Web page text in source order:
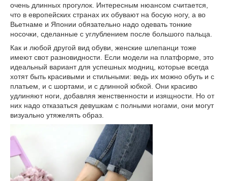
очень длинных прогулок. Интересным нюансом считается,
что в европейских странах их обувают на босую ногу, а во
Вьетнаме и Японии обязательно надо одевать тонкие
носочки, сделанные с углублением после большого пальца.
Как и любой другой вид обуви, женские шлепанци тоже
имеют свот разновидности. Если модели на платформе, это
идеальный вариант для успешных модниц, которые всегда
хотят быть красивыми и стильными: ведь их можно обуть и с
платьем, и с шортами, и с длинной юбкой. Они красиво
удлиняют ноги, добавляя женственности и изящности. Но от
них надо отказаться девушкам с полными ногами, они могут
визуально утяжелять образ.